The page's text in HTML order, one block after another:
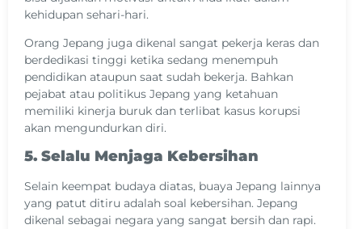
kehidupan sehari-hari.
Orang Jepang juga dikenal sangat pekerja keras dan
berdedikasi tinggi ketika sedang menempuh
pendidikan ataupun saat sudah bekerja. Bahkan
pejabat atau politikus Jepang yang ketahuan
memiliki kinerja buruk dan terlibat kasus korupsi
akan mengundurkan diri.
5. Selalu Menjaga Kebersihan
Selain keempat budaya diatas, buaya Jepang lainnya
yang patut ditiru adalah soal kebersihan. Jepang
dikenal sebagai negara yang sangat bersih dan rapi.